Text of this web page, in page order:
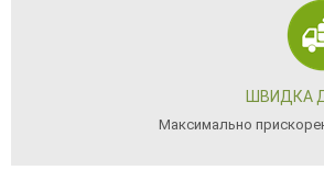
ШВИДКА
Максимально